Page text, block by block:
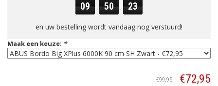
09 : 50 : 23
en uw bestelling wordt vandaag nog verstuurd!
Maak een keuze: *
€99,95 €72,95